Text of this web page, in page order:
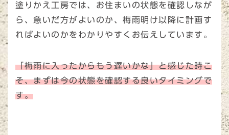
塗りかえ工房では、お住まいの状態を確認しなが
ら、急いだ方がよいのか、梅雨明け以降に計画す
ればよいのかをわかりやすくお伝えしています。
「梅雨に入ったからもう遅いかな」と感じた時こ
そ、まずは今の状態を確認する良いタイミングで
す。